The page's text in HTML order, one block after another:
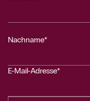
Nachname*
E-Mail-Adresse*